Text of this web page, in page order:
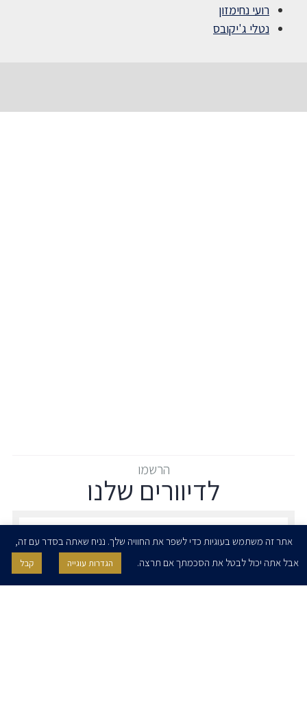
רועי נחימזון
נטלי ג'יקובס
הרשמו
לדיוורים שלנו
אני מאשר/ת בזאת להרצוג, פוקס, נאמן ושות' לשלוח לי ניוזלטרים,
הודעות והזמנות לאירועים וכנסים. אני רשאי/ת לחזור בי מהסכמתי לעיל בכל
אתר זה משתמש בעוגיות כדי לשפר את החוויה שלך. נניח שאתה בסדר עם זה,
אבל אתה יכול לבטל את הסכמתך אם תרצה.
הגדרות עוגייה קבל